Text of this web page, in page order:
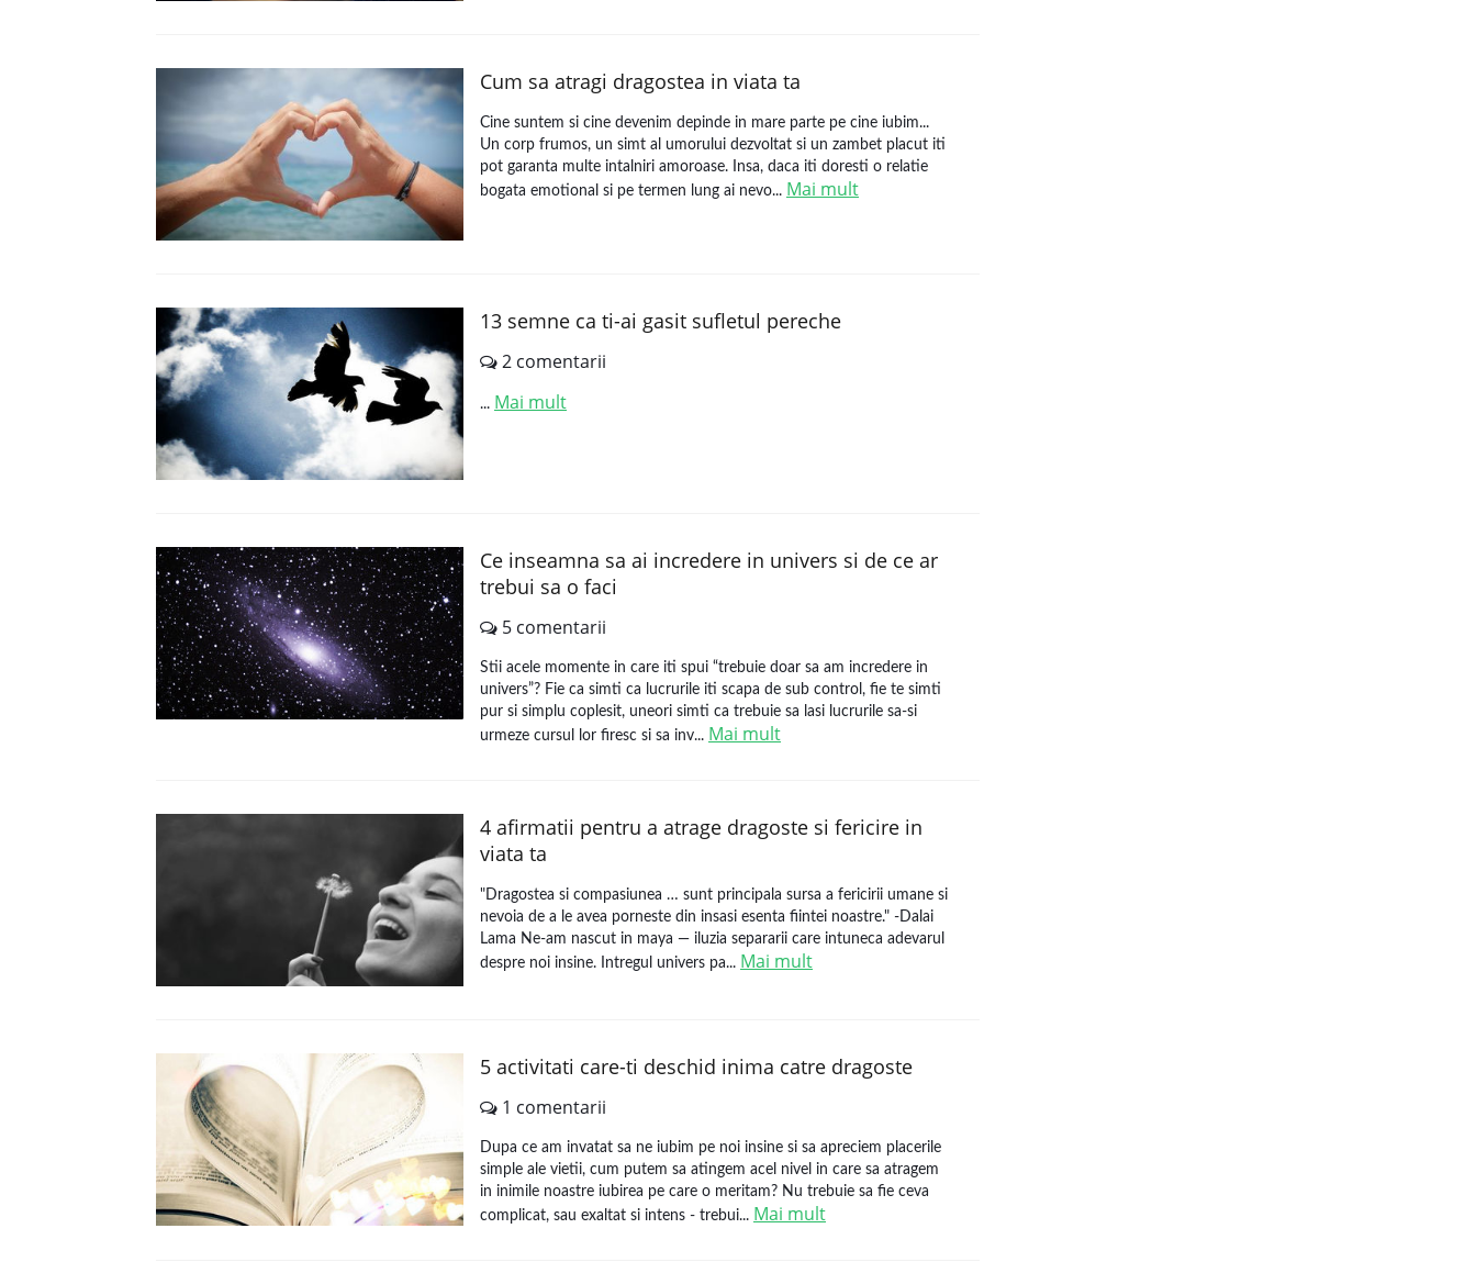
Cum sa atragi dragostea in viata ta
Cine suntem si cine devenim depinde in mare parte pe cine iubim...
Un corp frumos, un simt al umorului dezvoltat si un zambet placut iti
pot garanta multe intalniri amoroase. Insa, daca iti doresti o relatie
bogata emotional si pe termen lung ai nevo... Mai mult
13 semne ca ti-ai gasit sufletul pereche
2 comentarii
... Mai mult
Ce inseamna sa ai incredere in univers si de ce ar
trebui sa o faci
5 comentarii
Stii acele momente in care iti spui “trebuie doar sa am incredere in
univers”? Fie ca simti ca lucrurile iti scapa de sub control, fie te simti
pur si simplu coplesit, uneori simti ca trebuie sa lasi lucrurile sa-si
urmeze cursul lor firesc si sa inv... Mai mult
4 afirmatii pentru a atrage dragoste si fericire in
viata ta
"Dragostea si compasiunea … sunt principala sursa a fericirii umane si
nevoia de a le avea porneste din insasi esenta fiintei noastre." -Dalai
Lama Ne-am nascut in maya — iluzia separarii care intuneca adevarul
despre noi insine. Intregul univers pa... Mai mult
5 activitati care-ti deschid inima catre dragoste
1 comentarii
Dupa ce am invatat sa ne iubim pe noi insine si sa apreciem placerile
simple ale vietii, cum putem sa atingem acel nivel in care sa atragem
in inimile noastre iubirea pe care o meritam? Nu trebuie sa fie ceva
complicat, sau exaltat si intens - trebui... Mai mult